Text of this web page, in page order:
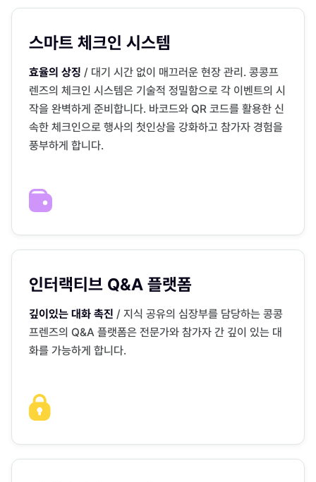
스마트 체크인 시스템
효율의 상징 / 대기 시간 없이 매끄러운 현장 관리. 콩콩프
렌즈의 체크인 시스템은 기술적 정밀함으로 각 이벤트의 시
작을 완벽하게 준비합니다. 바코드와 QR 코드를 활용한 신
속한 체크인으로 행사의 첫인상을 강화하고 참가자 경험을
풍부하게 합니다.
인터랙티브 Q&A 플랫폼
깊이있는 대화 촉진 / 지식 공유의 심장부를 담당하는 콩콩
프렌즈의 Q&A 플랫폼은 전문가와 참가자 간 깊이 있는 대
화를 가능하게 합니다.